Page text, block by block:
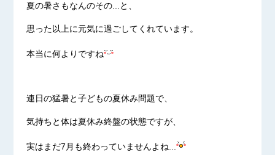
夏の暑さもなんのその...と、
思った以上に元気に過ごしてくれています。
本当に何よりですね
連日の猛暑と子どもの夏休み問題で、
気持ちと体は夏休み終盤の状態ですが、
実はまだ7月も終わっていませんよね...